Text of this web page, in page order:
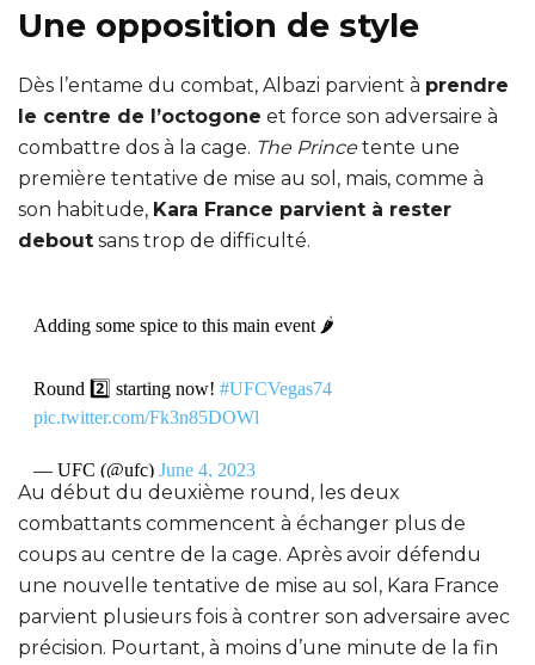
Une opposition de style
Dès l’entame du combat, Albazi parvient à prendre
le centre de l’octogone et force son adversaire à
combattre dos à la cage. The Princetente une
première tentative de mise au sol, mais, comme à
son habitude, Kara France parvient à rester
debout sans trop de difficulté.
Adding some spice to this main event 🌶
Round 2️⃣ starting now! #UFCVegas74
pic.twitter.com/Fk3n85DOWl
— UFC (@ufc) June 4, 2023
Au début du deuxième round, les deux
combattants commencent à échanger plus de
coups au centre de la cage. Après avoir défendu
une nouvelle tentative de mise au sol, Kara France
parvient plusieurs fois à contrer son adversaire avec
précision. Pourtant, à moins d’une minute de la fin